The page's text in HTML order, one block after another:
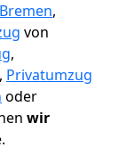
,
von
,
, Privatumzug
oder
wir